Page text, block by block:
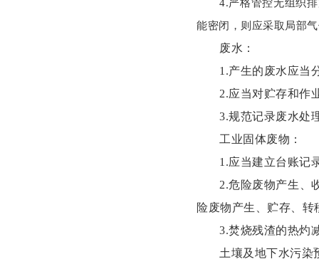
4.严格管控无组织
能密闭，则应采取局部
废水：
1.产生的废水应当
2.应当对贮存和作
3.规范记录废水处
工业固体废物：
1.应当建立台账记
2.危险废物产生、
险废物产生、贮存、
3.焚烧残渣的热灼
土壤及地下水污染